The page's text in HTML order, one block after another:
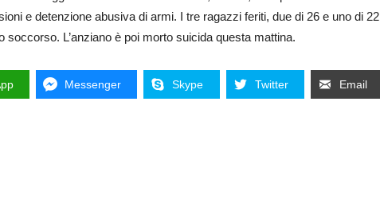
e detenzione abusiva di armi. I tre ragazzi feriti, due di 26 e uno di 22
soccorso. L’anziano è poi morto suicida questa mattina.
Messenger Skype Twitter Email